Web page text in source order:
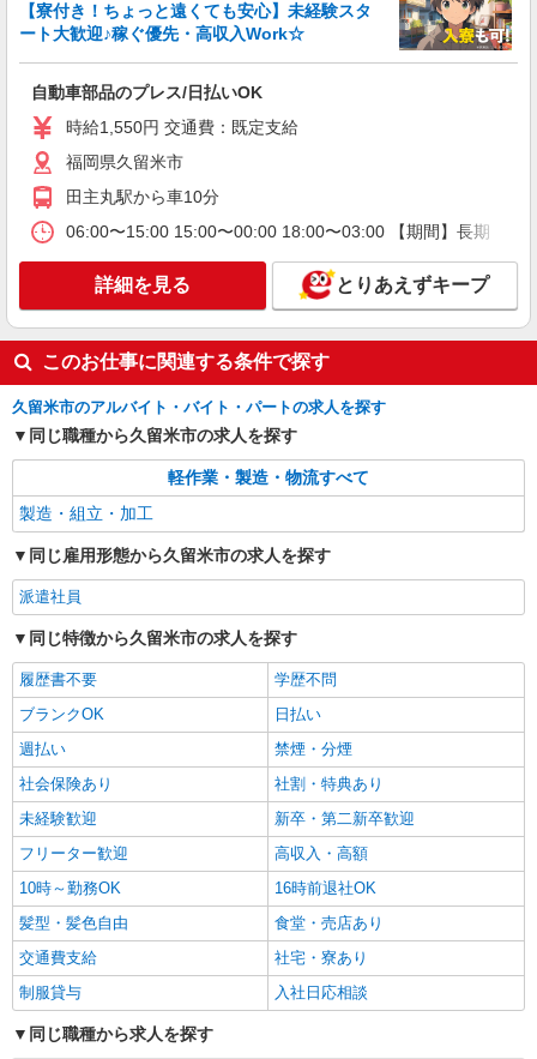
派遣社員
株式会社テクノ・サービス/お仕事No/0900937
機械オペレーター
時給1150円交通費全額支給
福岡県久留米市 ＊車・バイク通勤OK
派遣社員
半導体製造装置・半導体部品の検査／日勤
月収例22.3万円/時給1150円 内訳：168h＋残業
月〜3月は繁忙期となり残業が月平均30時間程度と
業30h+交通費含む） ＼前払い制度使えます／ ご
入社後の稼働分で前払い可能です！（規定有） し
かも、アプリでカンタンに申請できちゃう♪
福岡県久留米市 【交通手段】 車・バイク・自
転車通勤可 ★工場駐車場無料で利用可
キープ
派遣社員
フジアルテ株式会社
半導体製造装置の製造／日勤
月収例22.3万円/時給1150円 内訳：168h＋残業
月〜3月は繁忙期となり残業が月平均30時間程度と
なります。 繁忙期の月収例は25.2万円です！（残
業30h+交通費含む） ＼前払い制度使えます／ ご
入社後の稼働分で前払い可能です！（規定有） し
かも、アプリでカンタンに申請できちゃう♪
福岡県久留米市 【交通手段】 車・バイク・自
転車通勤可 ★工場駐車場無料で利用可
キープ 詳細を見る
正社員
UTエイム株式会社 AM＿AIM西日本第一CU AM＿AIM田主丸
CF《AAOM1C》
組立て・組付け・加工
月給：230,000円 月収例：320,022円(月給＋各
種手当) ※皆勤手当て1万円/月含む（出勤率などの
規定あり） ※法定内残業手当4,808円/月（3.33h/
月） ※法定外残業手当40,919円/月（22.67h/月）
※深夜手当19,855円/月（55h/月） ※休日出勤手当
14,440円/月（8h/月） ※出勤率などの規定 ※上記
月収例は目安のため、 生産状況や配属先工程によ
って変動する可能性があります
福岡県久留米市 勤務詳細：久留米市 通勤方
法：自転車/バイク/車 最寄り駅：田主丸駅から車7
分・自転車14分 ※構内駐車場利用可（5,000円/
月）
詳細を見る
正社員
【寮付き！ちょっと遠くても安心】未経験スタ
ート大歓迎♪稼ぐ優先・高収入Work☆
自動車部品のプレス/日払いOK
時給1,550円 交通費：既定支給
福岡県久留米市
田主丸駅から車10分
06:00〜15:00 15:00〜00:00 18:00〜03:00 【期間】長期
詳細を見る とりあえずキープ
このお仕事に関連する条件で探す
久留米市のアルバイト・バイト・パートの求人を探す
同じ職種から久留米市の求人を探す
軽作業・製造・物流すべて
製造・組立・加工
同じ雇用形態から久留米市の求人を探す
派遣社員
同じ特徴から久留米市の求人を探す
履歴書不要
学歴不問
ブランクOK
日払い
週払い
禁煙・分煙
社会保険あり
社割・特典あり
未経験歓迎
新卒・第二新卒歓迎
フリーター歓迎
高収入・高額
10時～勤務OK
16時前退社OK
髪型・髪色自由
食堂・売店あり
交通費支給
社宅・寮あり
制服貸与
入社日応相談
同じ職種から求人を探す